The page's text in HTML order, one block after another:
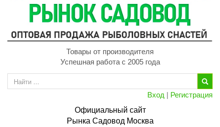
Товары от производителя
Успешная работа с 2005 года
Вход | Регистрация
Официальный сайт
РынкаСадовод Москва